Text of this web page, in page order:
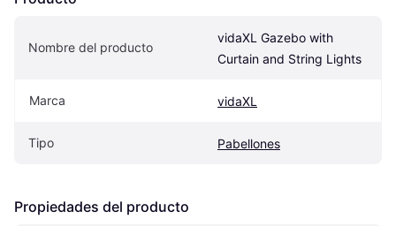
Nombre del producto
vidaXL Gazebo with
Curtain and String Lights
Marca vidaXL
Tipo Pabellones
Propiedades del producto